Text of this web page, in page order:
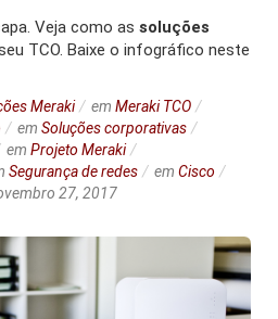
Veja como as soluções
TCO. Baixe o infográfico neste
Meraki em Meraki TCO
em Soluções corporativas
em Projeto Meraki
Segurança de redes em Cisco
27, 2017